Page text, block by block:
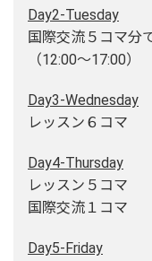
Day2-Tuesday
国際交流５コマ分
（12:00～17:00）
Day3-Wednesday
レッスン６コマ
Day4-Thursday
レッスン５コマ
国際交流１コマ
Day5-Friday